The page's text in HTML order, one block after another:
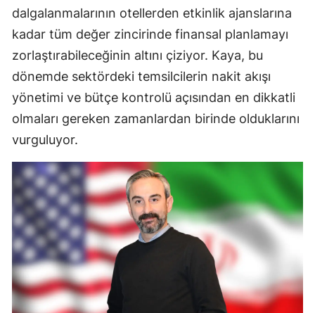
dalgalanmalarının otellerden etkinlik ajanslarına
kadar tüm değer zincirinde finansal planlamayı
zorlaştırabileceğinin altını çiziyor. Kaya, bu
dönemde sektördeki temsilcilerin nakit akışı
yönetimi ve bütçe kontrolü açısından en dikkatli
olmaları gereken zamanlardan birinde olduklarını
vurguluyor.